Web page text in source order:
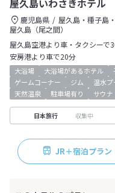
屋久島いわさきホテル
鹿児島県
屋久島・種子島
屋久島（尾之間）
屋久島空港より車・タクシーで
安房港より車で20分
大浴場 大浴場があるホテル
ゲームコーナー
ジム 温水
天然温泉
駐車場有り サウナ
日本旅行 収集中
JR＋宿泊プラン